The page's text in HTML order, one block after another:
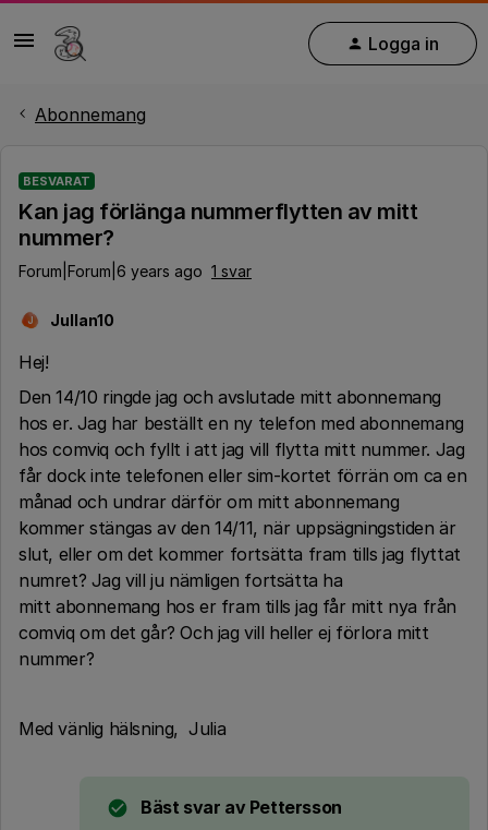
Logga in
Abonnemang
BESVARAT
Kan jag förlänga nummerflytten av mitt
nummer?
Forum|Forum|6 years ago 1 svar
J Jullan10
Hej!
Den 14/10 ringde jag och avslutade mitt abonnemang
hos er. Jag har beställt en ny telefon med abonnemang
hos comviq och fyllt i att jag vill flytta mitt nummer. Jag
får dock inte telefonen eller sim-kortet förrän om ca en
månad och undrar därför om mitt abonnemang
kommer stängas av den 14/11, när uppsägningstiden är
slut, eller om det kommer fortsätta fram tills jag flyttat
numret? Jag vill ju nämligen fortsätta ha
mitt abonnemang hos er fram tills jag får mitt nya från
comviq om det går? Och jag vill heller ej förlora mitt
nummer?
Med vänlig hälsning, Julia
Bäst svar av Pettersson